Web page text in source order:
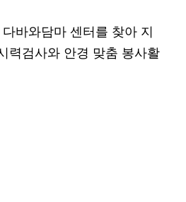
바와담마 센터를 찾아 지
력검사와 안경 맞춤 봉사활